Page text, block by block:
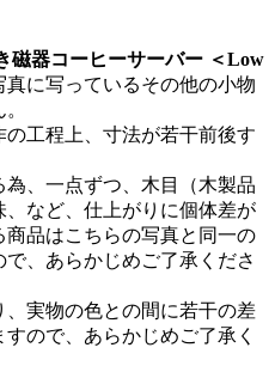
磁器コーヒーサーバー ＜Low
真に写っているその他の小物
工程上、寸法が若干前後す
、一点ずつ、木目（木製品
など、仕上がりに個体差が
商品はこちらの写真と同一の
、あらかじめご了承くださ
実物の色との間に若干の差
ので、あらかじめご了承く